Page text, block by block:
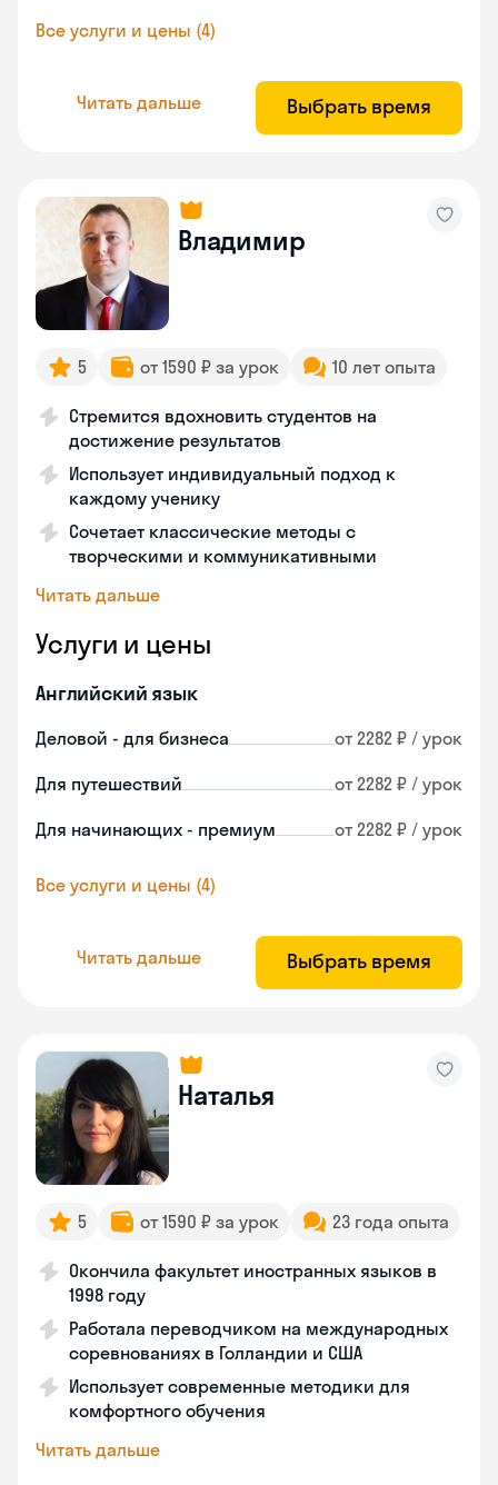
Все услуги и цены (4)
Читать дальше Выбрать время
Владимир
5 от 1590 ₽ за урок 10 лет опыта
Стремится вдохновить студентов на
достижение результатов
Использует индивидуальный подход к
каждому ученику
Сочетает классические методы с
творческими и коммуникативными
Читать дальше
Услуги и цены
Английский язык
Деловой - для бизнеса от 2282 ₽ / урок
Для путешествий от 2282 ₽ / урок
Для начинающих - премиум от 2282 ₽ / урок
Все услуги и цены (4)
Читать дальше Выбрать время
Наталья
5 от 1590 ₽ за урок 23 года опыта
Окончила факультет иностранных языков в
1998 году
Работала переводчиком на международных
соревнованиях в Голландии и США
Использует современные методики для
комфортного обучения
Читать дальше